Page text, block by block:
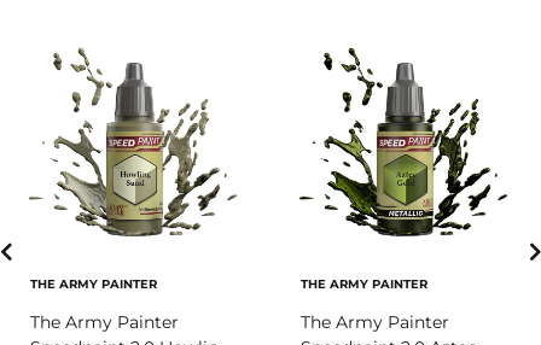
THE ARMY PAINTER
The Army Painter
THE ARMY PAINTER
The Army Painter